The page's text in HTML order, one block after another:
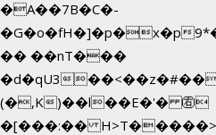
�A��7B�C�-
�G�o�fH�]�p�x�p
�� ��nT���
�d�qU3
(�,K)��l��E�'� ㊨
�[���:��